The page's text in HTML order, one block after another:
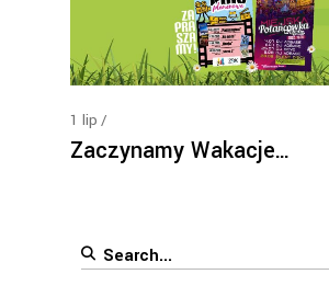
1 lip
Zaczynamy Wakacje…
Search